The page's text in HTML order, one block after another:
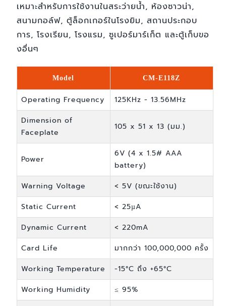
เหมาะสำหรับการใช้งานในสระว่ายน้ำ, ห้องซาวน่า,
สนามกอล์ฟ, ตู้ล็อกเกอร์ในโรงยิม, สถานประกอบ
การ, โรงเรียน, โรงแรม, ซูเปอร์มาร์เก็ต และตู้เก็บขอ
งอื่นๆ
Model CM-E118Z
Operating Frequency
125KHz - 13.56MHz
Dimension of
Faceplate
105 x 51 x 13 (มม.)
Power
6V (4 x 1.5# AAA
battery)
Warning Voltage
< 5V (ขณะใช้งาน)
Static Current
< 25µA
Dynamic Current
< 220mA
Card Life
มากกว่า 100,000,000 ครั้ง
Working Temperature
-15°C ถึง +65°C
Working Humidity
≤ 95%